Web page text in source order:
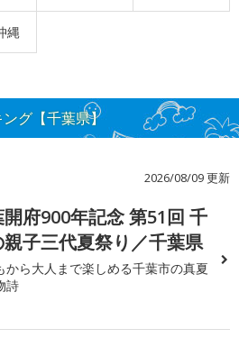
縄
グ【千葉県】
2026/08/09 更新
府900年記念 第51回 千
親子三代夏祭り／千葉県
から大人まで楽しめる千葉市の真夏
詩